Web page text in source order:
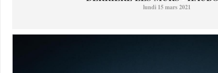
lundi 15 mars 2021